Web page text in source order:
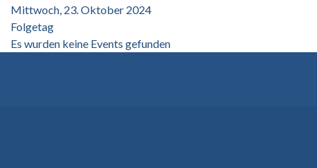
Mittwoch, 23. Oktober 2024
Folgetag
Es wurden keine Events gefunden